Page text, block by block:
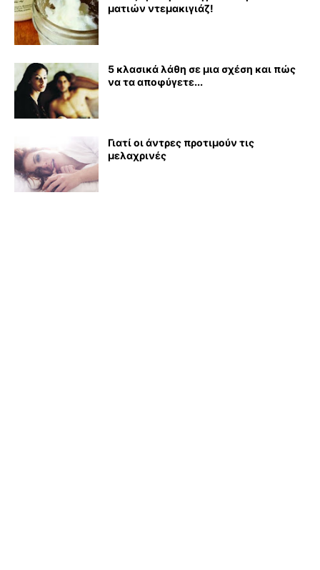
ματιών ντεμακιγιάζ!
5 κλασικά λάθη σε μια σχέση και πώς
να τα αποφύγετε...
Γιατί οι άντρες προτιμούν τις
μελαχρινές